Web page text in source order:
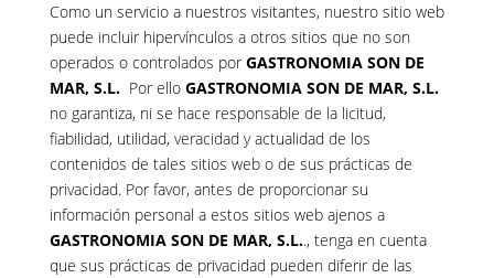
Como un servicio a nuestros visitantes, nuestro sitio web
puede incluir hipervínculos a otros sitios que no son
operados o controlados por GASTRONOMIA SON DE
MAR, S.L. Por ello GASTRONOMIA SON DE MAR, S.L.
no garantiza, ni se hace responsable de la licitud,
fiabilidad, utilidad, veracidad y actualidad de los
contenidos de tales sitios web o de sus prácticas de
privacidad. Por favor, antes de proporcionar su
información personal a estos sitios web ajenos a
GASTRONOMIA SON DE MAR, S.L.., tenga en cuenta
que sus prácticas de privacidad pueden diferir de las